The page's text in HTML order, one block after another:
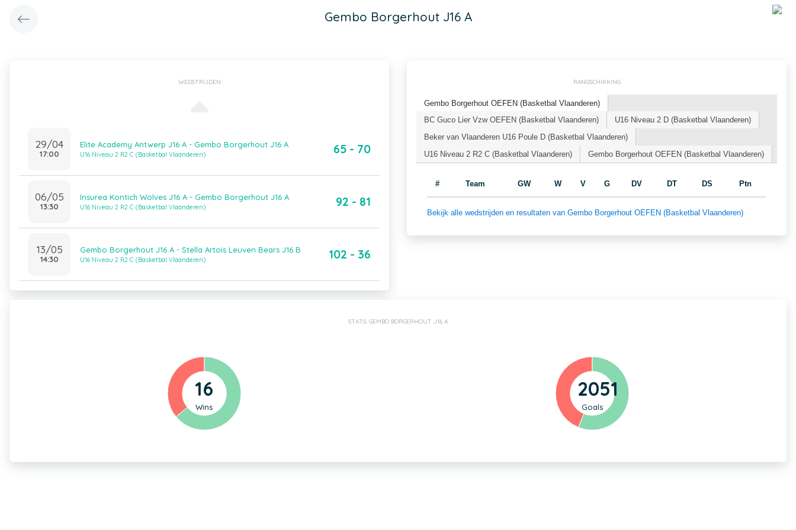
Gembo Borgerhout J16 A
WEDSTRIJDEN
29/04
17:00
Elite Academy Antwerp J16 A - Gembo Borgerhout J16 A
U16 Niveau 2 R2 C (Basketbal Vlaanderen) 65 - 70
06/05
13:30
Insurea Kontich Wolves J16 A - Gembo Borgerhout J16 A
U16 Niveau 2 R2 C (Basketbal Vlaanderen) 92 - 81
13/05
14:30
Gembo Borgerhout J16 A - Stella Artois Leuven Bears J16 B
U16 Niveau 2 R2 C (Basketbal Vlaanderen) 102 - 36
RANGSCHIKKING
Gembo Borgerhout OEFEN (Basketbal Vlaanderen)
BC Guco Lier Vzw OEFEN (Basketbal Vlaanderen)
U16 Niveau 2 D (Basketbal Vlaanderen)
Beker van Vlaanderen U16 Poule D (Basketbal Vlaanderen)
U16 Niveau 2 R2 C (Basketbal Vlaanderen)
Gembo Borgerhout OEFEN (Basketbal Vlaanderen)
# Team GW W V G DV DT DS Ptn
Bekijk alle wedstrijden en resultaten van Gembo Borgerhout OEFEN (Basketbal Vlaanderen)
STATS: GEMBO BORGERHOUT J16 A
16
Wins
2051
Goals